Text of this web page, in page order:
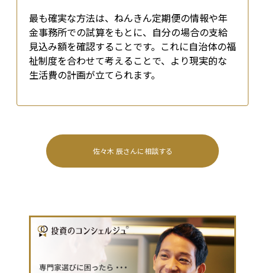
最も確実な方法は、ねんきん定期便の情報や年
金事務所での試算をもとに、自分の場合の支給
見込み額を確認することです。これに自治体の福
祉制度を合わせて考えることで、より現実的な
生活費の計画が立てられます。
佐々木 辰さんに相談する